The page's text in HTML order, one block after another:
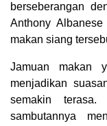
berseberangan
Anthony
makan siang
Jamuan makan
menjadikan
semakin terasa.
sambutannya